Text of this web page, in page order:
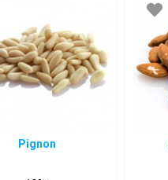
Pignon